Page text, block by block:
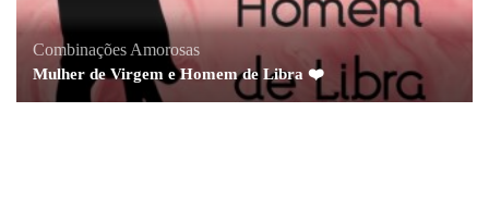
Combinações Amorosas
Mulher de Virgem e Homem de Libra ❤️